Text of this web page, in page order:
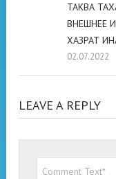
ТАКВА
ВНЕШНЕЕ
ХАЗРАТ
02.07.2022
LEAVE A REPLY